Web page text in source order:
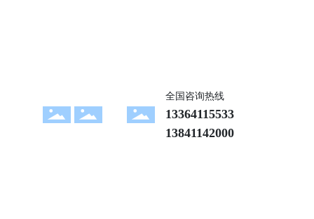
全国咨询热线
13364115533
13841142000